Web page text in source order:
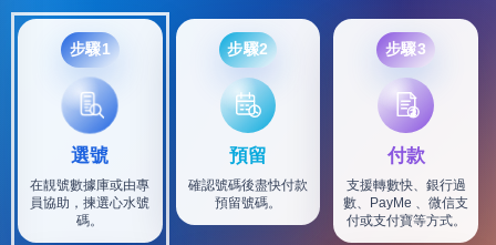
步驟1
選號
在靚號數據庫或由專
員協助，揀選心水號
碼。
步驟2
預留
確認號碼後盡快付款
預留號碼。
步驟3
付款
支援轉數快、銀行過
數、PayMe 、微信支
付或支付寶等方式。